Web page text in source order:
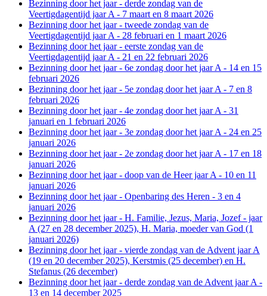
Bezinning door het jaar - derde zondag van de
Veertigdagentijd jaar A - 7 maart en 8 maart 2026
Bezinning door het jaar - tweede zondag van de
Veertigdagentijd jaar A - 28 februari en 1 maart 2026
Bezinning door het jaar - eerste zondag van de
Veertigdagentijd jaar A - 21 en 22 februari 2026
Bezinning door het jaar - 6e zondag door het jaar A - 14 en 15
februari 2026
Bezinning door het jaar - 5e zondag door het jaar A - 7 en 8
februari 2026
Bezinning door het jaar - 4e zondag door het jaar A - 31
januari en 1 februari 2026
Bezinning door het jaar - 3e zondag door het jaar A - 24 en 25
januari 2026
Bezinning door het jaar - 2e zondag door het jaar A - 17 en 18
januari 2026
Bezinning door het jaar - doop van de Heer jaar A - 10 en 11
januari 2026
Bezinning door het jaar - Openbaring des Heren - 3 en 4
januari 2026
Bezinning door het jaar - H. Familie, Jezus, Maria, Jozef - jaar
A (27 en 28 december 2025), H. Maria, moeder van God (1
januari 2026)
Bezinning door het jaar - vierde zondag van de Advent jaar A
(19 en 20 december 2025), Kerstmis (25 december) en H.
Stefanus (26 december)
Bezinning door het jaar - derde zondag van de Advent jaar A -
13 en 14 december 2025